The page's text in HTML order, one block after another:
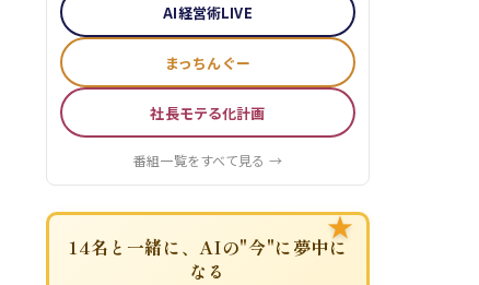
AI経営術LIVE
まっちんぐー
社長モテる化計画
番組一覧をすべて見る →
★
14名と一緒に、AIの"今"に夢中に
なる